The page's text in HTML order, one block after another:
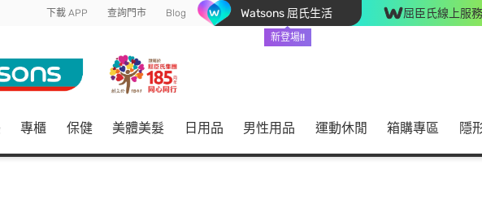
下載 APP 查詢門市 Blog Watsons 屈氏生活
新登場!!
屈臣氏線上服務
專櫃 保健 美體美髮 日用品 男性用品 運動休閒 箱購專區 隱